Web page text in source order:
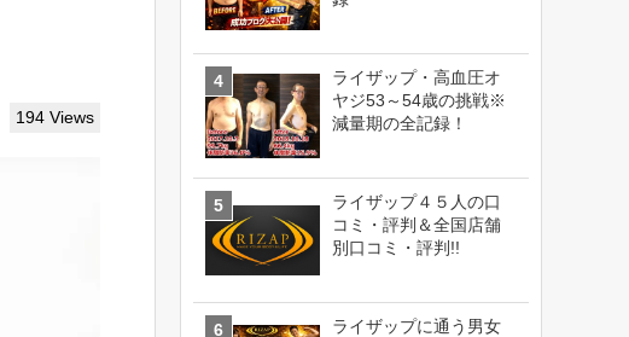
194 Views
ライザップ・高血圧オ
ヤジ53～54歳の挑戦※
減量期の全記録！
ライザップ４５人の口
コミ・評判＆全国店舗
別口コミ・評判!!
ライザップに通う男女